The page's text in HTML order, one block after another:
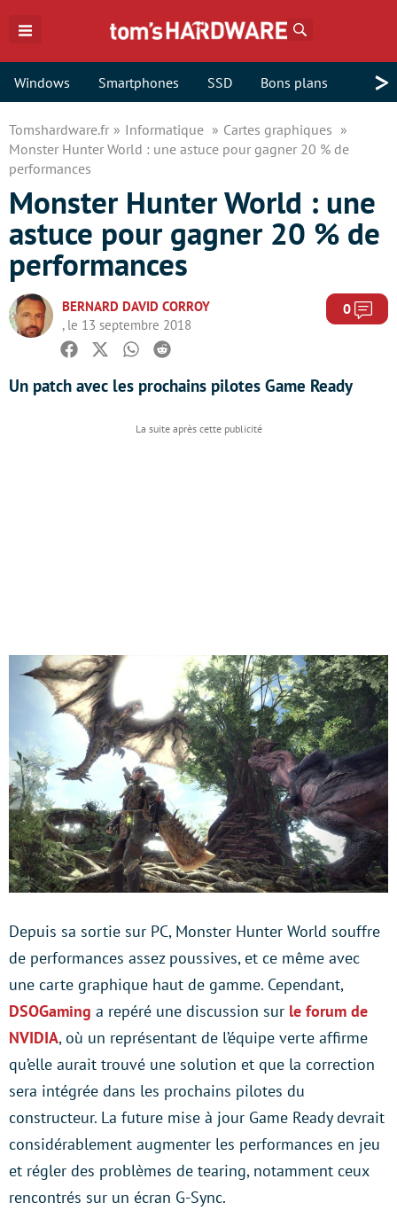
Windows Smartphones SSD Bons plans >
Tomshardware.fr Informatique
Cartes graphiques
Monster Hunter World : une astuce pour gagner 20 % de
performances
Monster Hunter World : une
astuce pour gagner 20 % de
performances
BERNARD DAVID CORROY
, le 13 septembre 2018
0
Facebook
TwitterWhatsapp
Reddit
Un patch avec les prochains pilotes Game Ready
Depuis sa sortie sur PC, Monster Hunter World souffre
de performances assez poussives, et ce même avec
une carte graphique haut de gamme. Cependant,
DSOGaming a repéré une discussion sur le forum de
NVIDIA, où un représentant de l’équipe verte affirme
qu’elle aurait trouvé une solution et que la correction
sera intégrée dans les prochains pilotes du
constructeur. La future mise à jour Game Ready devrait
considérablement augmenter les performances en jeu
et régler des problèmes de tearing, notamment ceux
rencontrés sur un écran G-Sync.